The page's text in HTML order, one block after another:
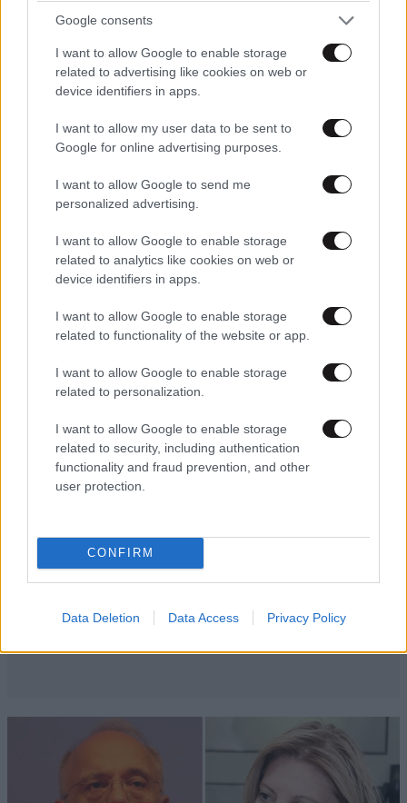
Google consents
I want to allow Google to enable storage
related to advertising like cookies on web or
device identifiers in apps.
I want to allow my user data to be sent to
Google for online advertising purposes.
I want to allow Google to send me
personalized advertising.
I want to allow Google to enable storage
related to analytics like cookies on web or
device identifiers in apps.
I want to allow Google to enable storage
related to functionality of the website or app.
I want to allow Google to enable storage
related to personalization.
I want to allow Google to enable storage
related to security, including authentication
functionality and fraud prevention, and other
user protection.
CONFIRM
Data Deletion Data Access Privacy Policy
αχαριστία των ανθρώπων του χώρου»